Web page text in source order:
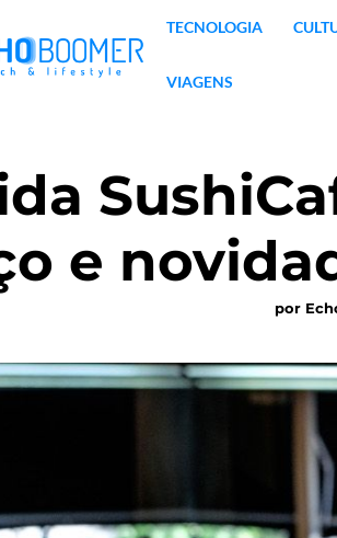
TECNOLOGIA
VIAGENS
e
por